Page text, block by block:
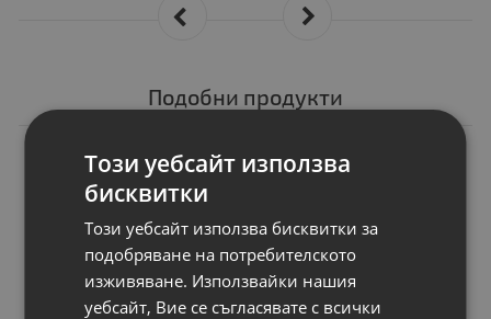
Подобни продукти
N
Консуматив Canon
Съвместимост : Canon PIXMA
Цвят: Black
Статус : Нов
Този уебсайт използва
бисквитки
Този уебсайт използва бисквитки за
подобряване на потребителското
изживяване. Използвайки нашия
уебсайт, Вие се съгласявате с всички